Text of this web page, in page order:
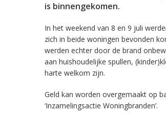
is binnengekomen.
In het weekend van 8 en 9 juli
zich in beide woningen bevonden
werden echter door de brand
aan huishoudelijke spullen,
harte welkom zijn.
Geld kan worden overgemaakt op
‘Inzamelingsactie Woningbranden’.